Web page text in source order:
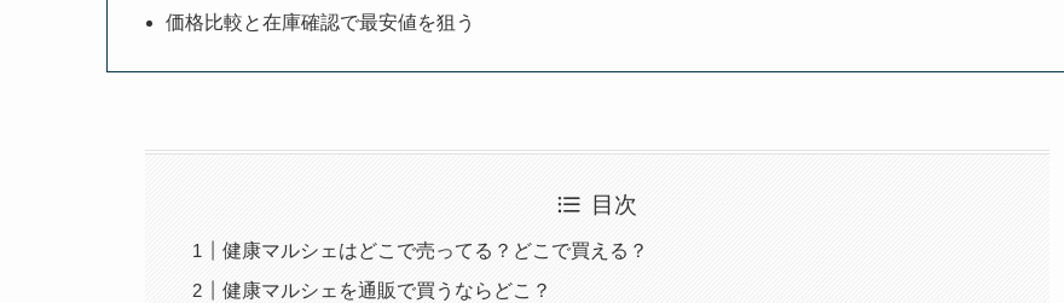
価格比較と在庫確認で最安値を狙う
目次
健康マルシェはどこで売ってる？どこで買える？
健康マルシェを通販で買うならどこ？